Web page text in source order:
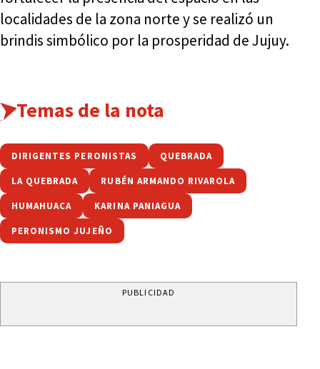
localidades de la zona norte y se realizó un
brindis simbólico por la prosperidad de Jujuy.
Temas de la nota
DIRIGENTES PERONISTAS QUEBRADA
LA QUEBRADA RUBÉN ARMANDO RIVAROLA
HUMAHUACA KARINA PANIAGUA
PERONISMO JUJEÑO
PUBLICIDAD